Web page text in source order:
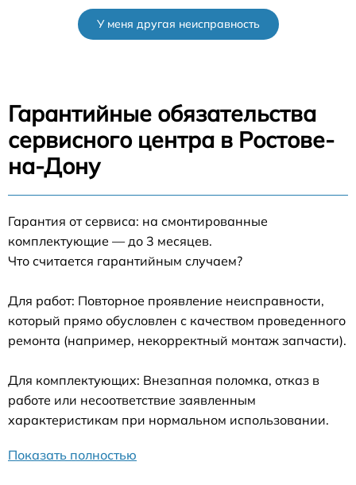
У меня другая неисправность
Гарантийные обязательства
сервисного центра в Ростове-
на-Дону
Гарантия от сервиса: на смонтированные
комплектующие — до 3 месяцев.
Что считается гарантийным случаем?
Для работ: Повторное проявление неисправности,
который прямо обусловлен с качеством проведенного
ремонта (например, некорректный монтаж запчасти).
Для комплектующих: Внезапная поломка, отказ в
работе или несоответствие заявленным
характеристикам при нормальном использовании.
Показать полностью